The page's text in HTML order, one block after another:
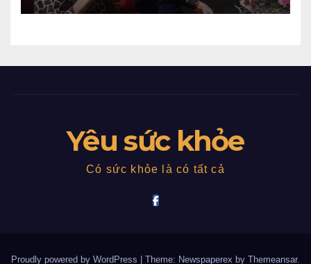
Yêu sức khỏe
Có sức khỏe là có tất cả
Proudly powered by WordPress Theme: Newspaperex by Themeansar.